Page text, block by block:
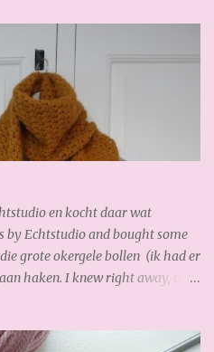
en kocht daar wat
by Echtstudio and bought some
grote okergele bollen (ik had er
haken. I knew right away, that
nieuwe bollen al weer binnen,